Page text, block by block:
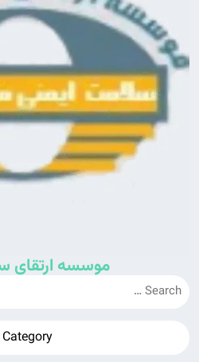
موسسه ارتقای
Category